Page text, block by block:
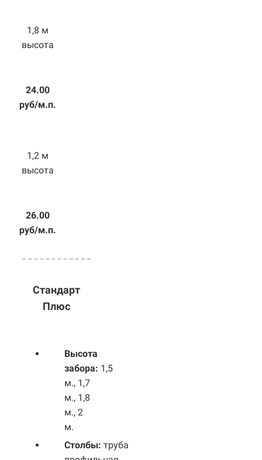
1,8 м
высота
24.00
руб/м.п.
1,2 м
высота
26.00
руб/м.п.
Стандарт
Плюс
Высота
забора: 1,5
м., 1,7
м., 1,8
м., 2
м.
Столбы: труба